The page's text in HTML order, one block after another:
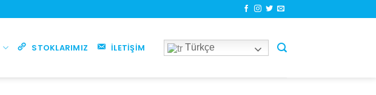
STOKLARIMIZ İLETIŞIM Türkçe